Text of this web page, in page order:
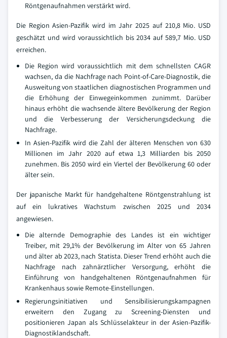
Röntgenaufnahmen verstärkt wird.
Die Region Asien-Pazifik wird im Jahr 2025 auf 210,8 Mio. USD
geschätzt und wird voraussichtlich bis 2034 auf 589,7 Mio. USD
erreichen.
Die Region wird voraussichtlich mit dem schnellsten CAGR
wachsen, da die Nachfrage nach Point-of-Care-Diagnostik, die
Ausweitung von staatlichen diagnostischen Programmen und
die Erhöhung der Einwegeinkommen zunimmt. Darüber
hinaus erhöht die wachsende ältere Bevölkerung der Region
und die Verbesserung der Versicherungsdeckung die
Nachfrage.
In Asien-Pazifik wird die Zahl der älteren Menschen von 630
Millionen im Jahr 2020 auf etwa 1,3 Milliarden bis 2050
zunehmen. Bis 2050 wird ein Viertel der Bevölkerung 60 oder
älter sein.
Der japanische Markt für handgehaltene Röntgenstrahlung ist
auf ein lukratives Wachstum zwischen 2025 und 2034
angewiesen.
Die alternde Demographie des Landes ist ein wichtiger
Treiber, mit 29,1% der Bevölkerung im Alter von 65 Jahren
und älter ab 2023, nach Statista. Dieser Trend erhöht auch die
Nachfrage nach zahnärztlicher Versorgung, erhöht die
Einführung von handgehaltenen Röntgenaufnahmen für
Krankenhaus sowie Remote-Einstellungen.
Regierungsinitiativen und Sensibilisierungskampagnen
erweitern den Zugang zu Screening-Diensten und
positionieren Japan als Schlüsselakteur in der Asien-Pazifik-
Diagnostiklandschaft.